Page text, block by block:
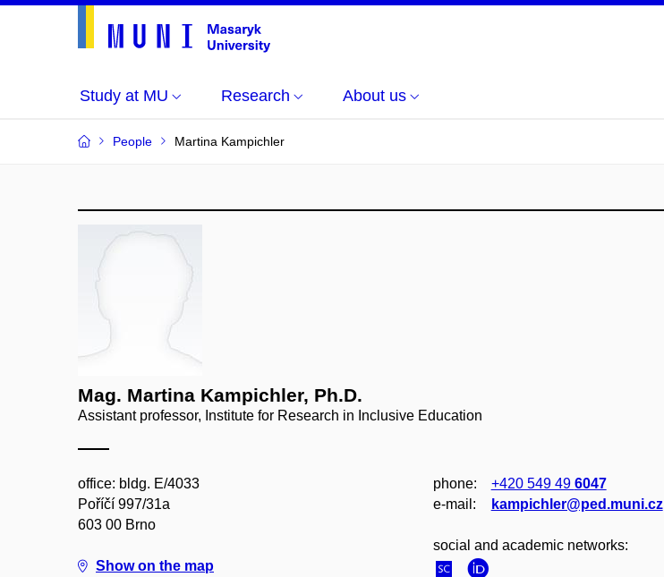
Study at MU Research About us
People Martina Kampichler
Mag. Martina Kampichler, Ph.D.
Assistant professor, Institute for Research in Inclusive Education
office: bldg. E/4033
Poříčí 997/31a
603 00 Brno
Show on the map
phone: +420 549 49 6047
e‑mail:
kampichler@ped.muni.cz
social and academic networks: